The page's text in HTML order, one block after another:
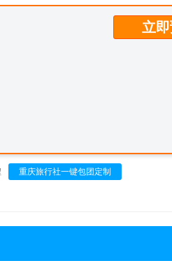
立
重庆旅行社一键包团定制